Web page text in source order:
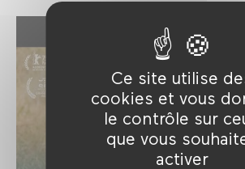
Ce site utilise
cookies et vous
le contrôle sur
que vous
activer